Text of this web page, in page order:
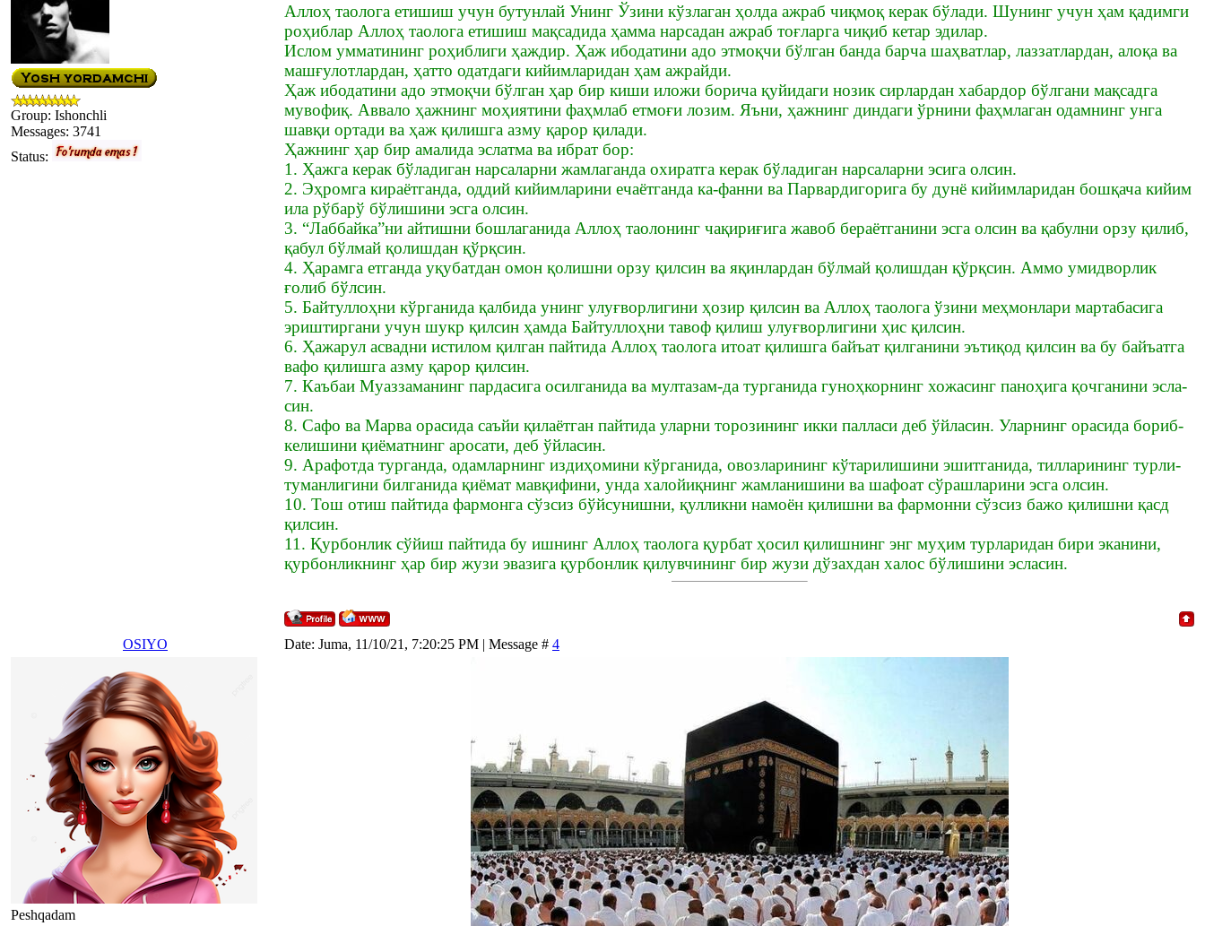
Group: Ishonchli
Messages: 3741
Status:
Аллоҳ таолога етишиш учун бутунлай Унинг Ўзини кўзлаган ҳолда ажраб чиқмоқ керак бўлади. Шунинг учун ҳам қадимги
роҳиблар Аллоҳ таолога етишиш мақсадида ҳамма нарсадан ажраб тоғларга чиқиб кетар эдилар.
Ислом умматининг роҳиблиги ҳаждир. Ҳаж ибодатини адо этмоқчи бўлган банда барча шаҳватлар, лаззатлардан, алоқа ва
машғулотлардан, ҳатто одатдаги кийимларидан ҳам ажрайди.
Ҳаж ибодатини адо этмоқчи бўлган ҳар бир киши иложи борича қуйидаги нозик сирлардан хабардор бўлгани мақсадга
мувофиқ. Аввало ҳажнинг моҳиятини фаҳмлаб етмоғи лозим. Яъни, ҳажнинг диндаги ўрнини фаҳмлаган одамнинг унга
шавқи ортади ва ҳаж қилишга азму қарор қилади.
Ҳажнинг ҳар бир амалида эслатма ва ибрат бор:
1. Ҳажга керак бўладиган нарсаларни жамлаганда охиратга керак бўладиган нарсаларни эсига олсин.
2. Эҳромга кираётганда, оддий кийимларини ечаётганда ка-фанни ва Парвардигорига бу дунё кийимларидан бошқача кийим
ила рўбарў бўлишини эсга олсин.
3. “Лаббайка”ни айтишни бошлаганида Аллоҳ таолонинг чақириғига жавоб бераётганини эсга олсин ва қабулни орзу қилиб,
қабул бўлмай қолишдан қўрқсин.
4. Ҳарамга етганда уқубатдан омон қолишни орзу қилсин ва яқинлардан бўлмай қолишдан қўрқсин. Аммо умидворлик
ғолиб бўлсин.
5. Байтуллоҳни кўрганида қалбида унинг улуғворлигини ҳозир қилсин ва Аллоҳ таолога ўзини меҳмонлари мартабасига
эриштиргани учун шукр қилсин ҳамда Байтуллоҳни тавоф қилиш улуғворлигини ҳис қилсин.
6. Ҳажарул асвадни истилом қилган пайтида Аллоҳ таолога итоат қилишга байъат қилганини эътиқод қилсин ва бу байъатга
вафо қилишга азму қарор қилсин.
7. Каъбаи Муаззаманинг пардасига осилганида ва мултазам-да турганида гуноҳкорнинг хожасинг паноҳига қочганини эсла-
син.
8. Сафо ва Марва орасида саъйи қилаётган пайтида уларни торозининг икки палласи деб ўйласин. Уларнинг орасида бориб-
келишини қиёматнинг аросати, деб ўйласин.
9. Арафотда турганда, одамларнинг издиҳомини кўрганида, овозларининг кўтарилишини эшитганида, тилларининг турли-
туманлигини билганида қиёмат мавқифини, унда халойиқнинг жамланишини ва шафоат сўрашларини эсга олсин.
10. Тош отиш пайтида фармонга сўзсиз бўйсунишни, қулликни намоён қилишни ва фармонни сўзсиз бажо қилишни қасд
қилсин.
11. Қурбонлик сўйиш пайтида бу ишнинг Аллоҳ таолога қурбат ҳосил қилишнинг энг муҳим турларидан бири эканини,
қурбонликнинг ҳар бир жузи эвазига қурбонлик қилувчининг бир жузи дўзахдан халос бўлишини эсласин.
OSIYO Date: Juma, 11/10/21, 7:20:25 PM | Message # 4
Peshqadam